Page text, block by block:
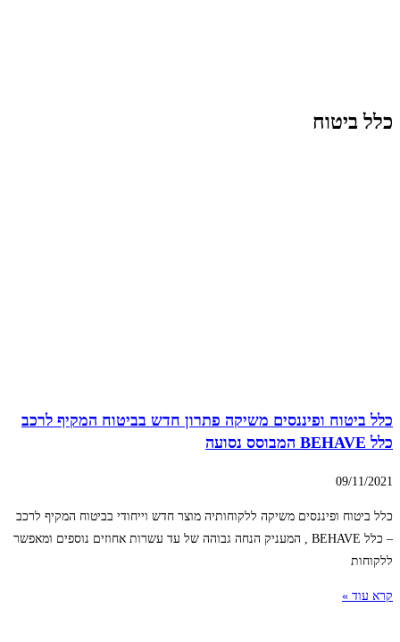
כלל ביטוח
כלל ביטוח ופיננסים משיקה פתרון חדש בביטוח המקיף לרכב
כלל BEHAVE המבוסס נסועה
09/11/2021
כלל ביטוח ופיננסים משיקה ללקוחותיה מוצר חדש וייחודי בביטוח המקיף לרכב
– כלל BEHAVE , המעניק הנחה גבוהה של עד עשרות אחוזים נוספים ומאפשר
ללקוחות
קרא עוד »